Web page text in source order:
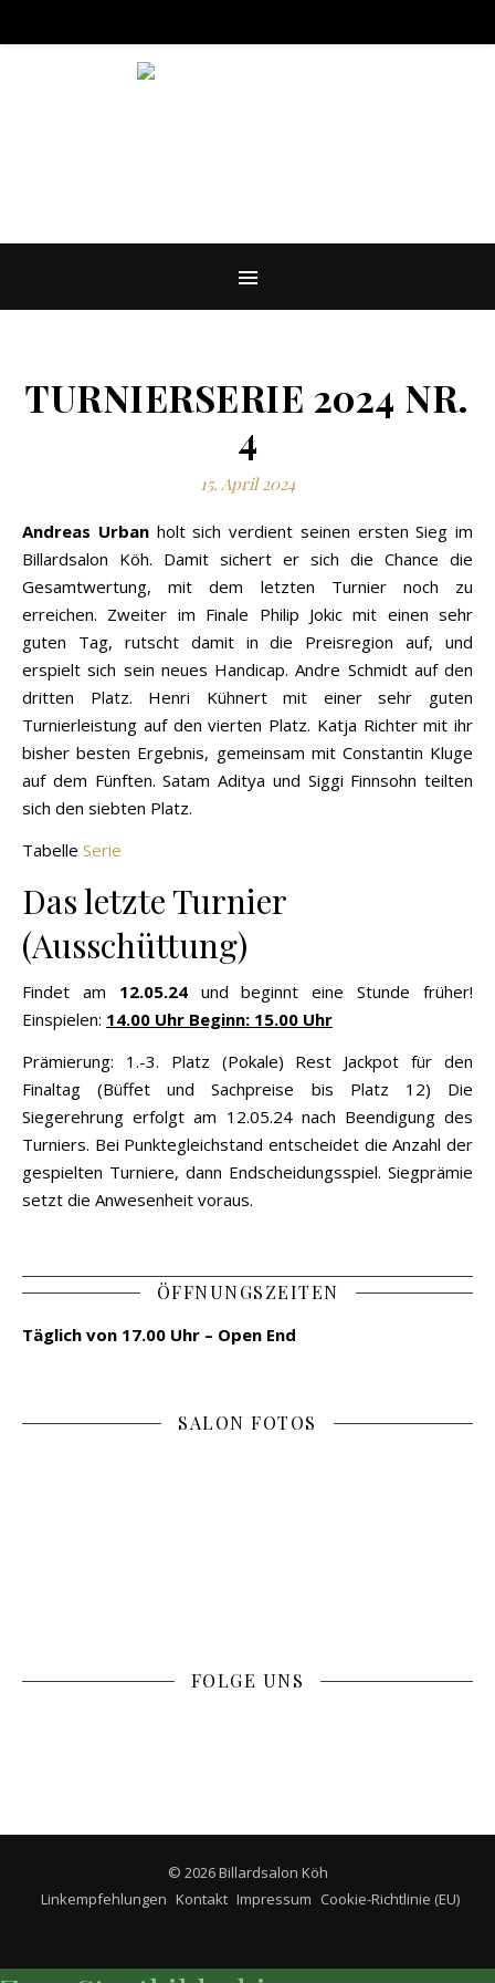
TURNIERSERIE 2024 NR.
4
15. April 2024
Andreas Urbanholt sich verdient seinen ersten Sieg im
Billardsalon Köh. Damit sichert er sich die Chance die
Gesamtwertung, mit dem letzten Turnier noch zu
erreichen. Zweiter im Finale Philip Jokic mit einen sehr
guten Tag, rutscht damit in die Preisregion auf, und
erspielt sich sein neues Handicap. Andre Schmidt auf den
dritten Platz. Henri Kühnert mit einer sehr guten
Turnierleistung auf den vierten Platz. Katja Richter mit ihr
bisher besten Ergebnis, gemeinsam mit Constantin Kluge
auf dem Fünften. Satam Aditya und Siggi Finnsohn teilten
sich den siebten Platz.
Tabelle Serie
Das letzte Turnier
(Ausschüttung)
Findet am 12.05.24und beginnt eine Stunde früher!
Einspielen: 14.00 Uhr Beginn: 15.00 Uhr
Prämierung: 1.-3. Platz (Pokale) Rest Jackpot für den
Finaltag (Büffet und Sachpreise bis Platz 12) Die
Siegerehrung erfolgt am 12.05.24 nach Beendigung des
Turniers. Bei Punktegleichstand entscheidet die Anzahl der
gespielten Turniere, dann Endscheidungsspiel. Siegprämie
setzt die Anwesenheit voraus.
ÖFFNUNGSZEITEN
Täglich von 17.00 Uhr – Open End
SALON FOTOS
FOLGE UNS
© 2026 Billardsalon Köh
Linkempfehlungen Kontakt Impressum Cookie-Richtlinie (EU)